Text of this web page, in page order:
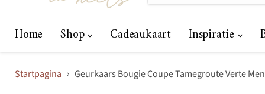
Home Shop Cadeaukaart Inspiratie
Startpagina Geurkaars Bougie Coupe Tamegroute Verte